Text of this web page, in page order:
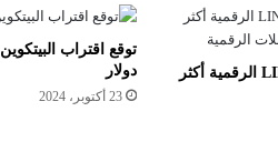
سبب إرتفاع عملة LINK الرقمية أكثر
دولار
23 أكتوبر، 2024